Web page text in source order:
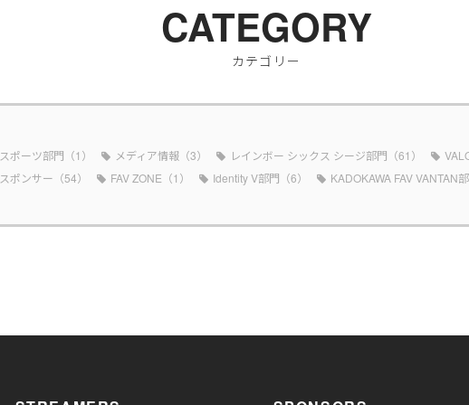
CATEGORY
カテゴリー
スポーツ部門（1） メディア情報（3） レインボー シックス シージ部門（61）
スポンサー（54） FAV ZONE（1） Identity V部門（6） KADOKAWA FAV VANTAN部